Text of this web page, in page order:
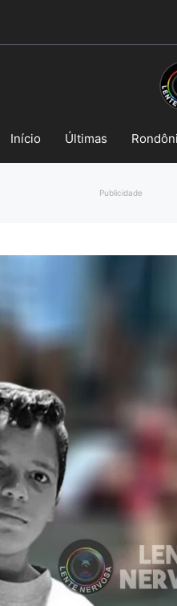
Início Últimas
Publicidade